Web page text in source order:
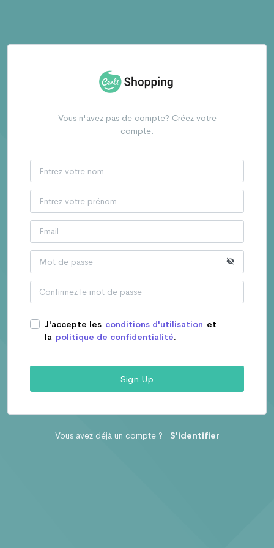
Vous n'avez pas de compte? Créez votre
compte.
J'accepte les conditions d'utilisation et
la politique de confidentialité.
Sign Up
Vous avez déjà un compte ? S'identifier